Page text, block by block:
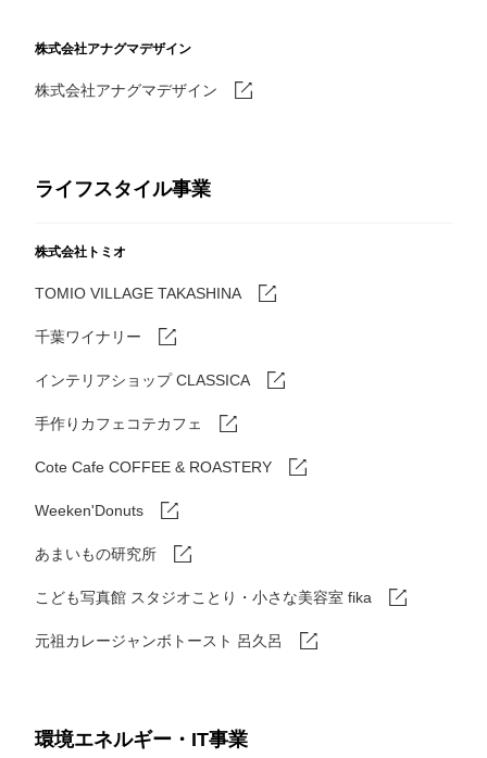
株式会社アナグマデザイン
株式会社アナグマデザイン
ライフスタイル事業
株式会社トミオ
TOMIO VILLAGE TAKASHINA
千葉ワイナリー
インテリアショップ CLASSICA
手作りカフェコテカフェ
Cote Cafe COFFEE & ROASTERY
Weeken'Donuts
あまいもの研究所
こども写真館 スタジオことり・小さな美容室 fika
元祖カレージャンボトースト 呂久呂
環境エネルギー・IT事業